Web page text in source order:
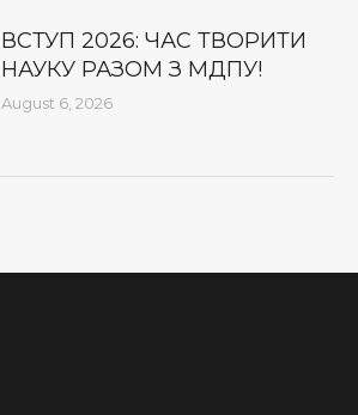
ВСТУП 2026: ЧАС ТВОРИТИ
НАУКУ РАЗОМ З МДПУ!
August 6, 2026